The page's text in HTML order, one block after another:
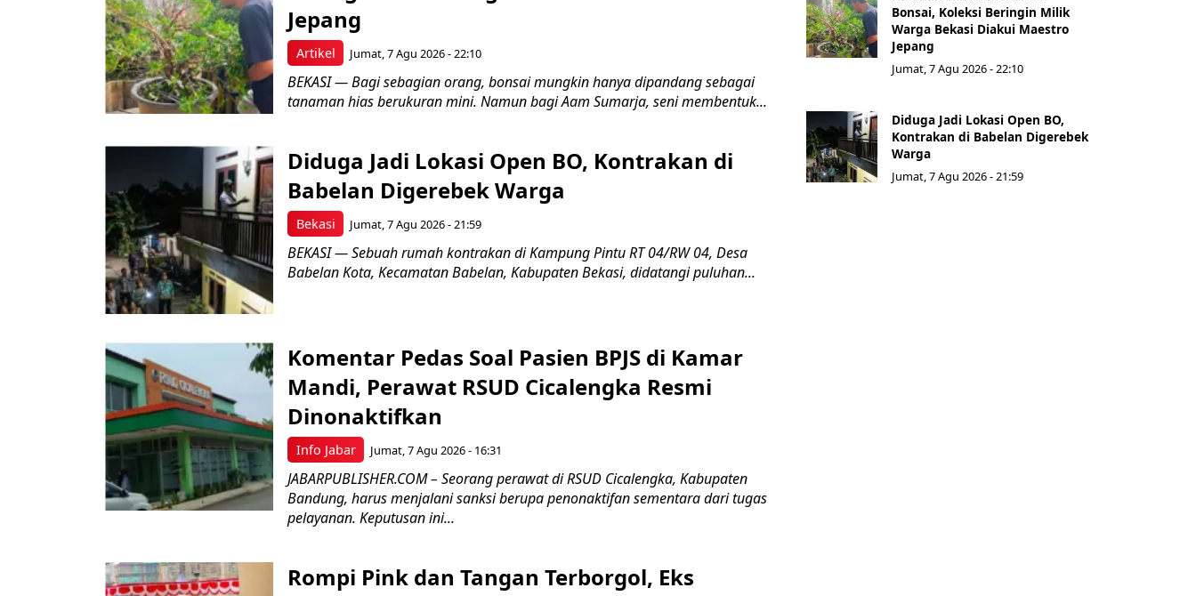
Artikel
Jepang
Jumat, 7 Agu 2026 - 22:10
BEKASI — Bagi sebagian orang, bonsai mungkin hanya dipandang sebagai
tanaman hias berukuran mini. Namun bagi Aam Sumarja, seni membentuk...
Bekasi
Diduga Jadi Lokasi Open BO, Kontrakan di
Babelan Digerebek Warga
Jumat, 7 Agu 2026 - 21:59
BEKASI — Sebuah rumah kontrakan di Kampung Pintu RT 04/RW 04, Desa
Babelan Kota, Kecamatan Babelan, Kabupaten Bekasi, didatangi puluhan...
Info Jabar
Komentar Pedas Soal Pasien BPJS di Kamar
Mandi, Perawat RSUD Cicalengka Resmi
Dinonaktifkan
Jumat, 7 Agu 2026 - 16:31
JABARPUBLISHER.COM – Seorang perawat di RSUD Cicalengka, Kabupaten
Bandung, harus menjalani sanksi berupa penonaktifan sementara dari tugas
pelayanan. Keputusan ini...
Rompi Pink dan Tangan Terborgol, Eks
Bonsai, Koleksi Beringin Milik
Warga Bekasi Diakui Maestro
Jepang
Jumat, 7 Agu 2026 - 22:10
Diduga Jadi Lokasi Open BO,
Kontrakan di Babelan Digerebek
Warga
Jumat, 7 Agu 2026 - 21:59